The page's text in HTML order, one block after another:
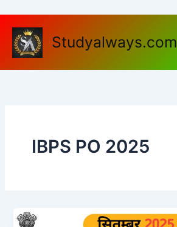
content
Studyalways.com
IBPS PO 2025